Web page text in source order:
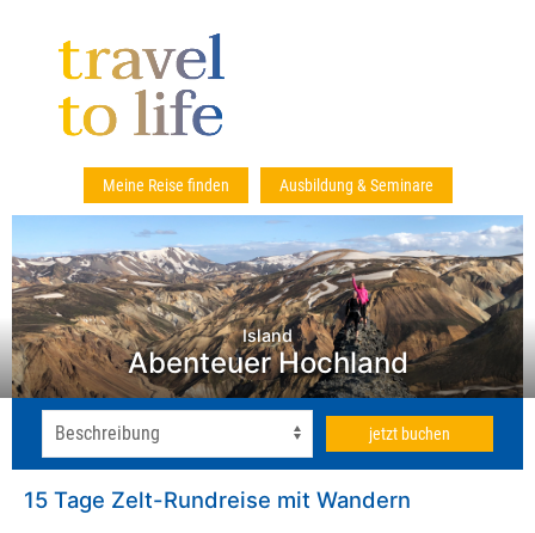
Meine Reise finden Ausbildung & Seminare
Island
Abenteuer Hochland
jetzt buchen
15 Tage Zelt-Rundreise mit Wandern